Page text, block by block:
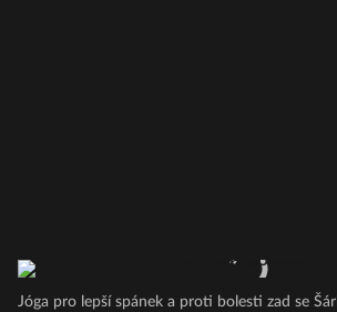
Jóga pro lepší spánek a proti bolesti zad se